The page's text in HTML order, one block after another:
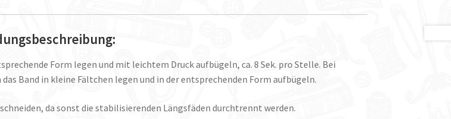
Form legen und mit leichtem Druck aufbügeln, ca. 8 Sek. pro Stelle. Bei
das Band in kleine Fältchen legen und in der entsprechenden Form aufbügeln.
da sonst die stabilisierenden Längsfäden durchtrennt werden.